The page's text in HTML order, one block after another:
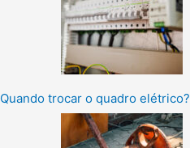
Quando trocar o quadro elétrico?